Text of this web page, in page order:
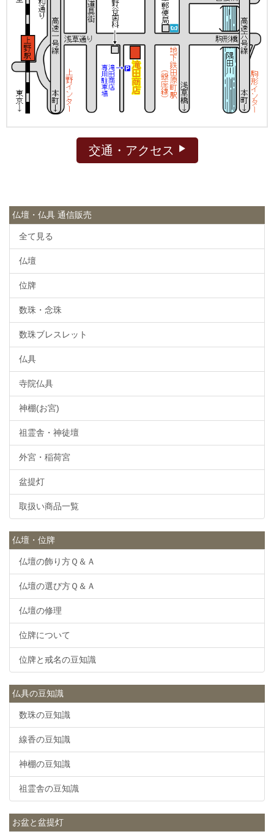
交通・アクセス
仏壇・仏具 通信販売
全て見る
仏壇
位牌
数珠・念珠
数珠ブレスレット
仏具
寺院仏具
神棚(お宮)
祖霊舎・神徒壇
外宮・稲荷宮
盆提灯
取扱い商品一覧
仏壇・位牌
仏壇の飾り方Ｑ＆Ａ
仏壇の選び方Ｑ＆Ａ
仏壇の修理
位牌について
位牌と戒名の豆知識
仏具の豆知識
数珠の豆知識
線香の豆知識
神棚の豆知識
祖霊舎の豆知識
お盆と盆提灯